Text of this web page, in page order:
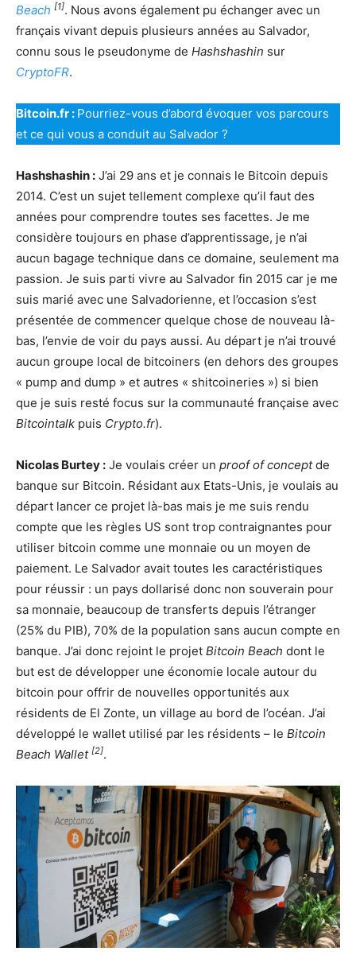
Beach [1]. Nous avons également pu échanger avec un
français vivant depuis plusieurs années au Salvador,
connu sous le pseudonyme de Hashshashin sur
CryptoFR.
Bitcoin.fr : Pourriez-vous d’abord évoquer vos parcours
et ce qui vous a conduit au Salvador ?
Hashshashin : J’ai 29 ans et je connais le Bitcoin depuis
2014. C’est un sujet tellement complexe qu’il faut des
années pour comprendre toutes ses facettes. Je me
considère toujours en phase d’apprentissage, je n’ai
aucun bagage technique dans ce domaine, seulement ma
passion. Je suis parti vivre au Salvador fin 2015 car je me
suis marié avec une Salvadorienne, et l’occasion s’est
présentée de commencer quelque chose de nouveau là-
bas, l’envie de voir du pays aussi. Au départ je n’ai trouvé
aucun groupe local de bitcoiners (en dehors des groupes
« pump and dump » et autres « shitcoineries ») si bien
que je suis resté focus sur la communauté française avec
Bitcointalk puis Crypto.fr).
Nicolas Burtey : Je voulais créer un proof of conceptde
banque sur Bitcoin. Résidant aux Etats-Unis, je voulais au
départ lancer ce projet là-bas mais je me suis rendu
compte que les règles US sont trop contraignantes pour
utiliser bitcoin comme une monnaie ou un moyen de
paiement. Le Salvador avait toutes les caractéristiques
pour réussir : un pays dollarisé donc non souverain pour
sa monnaie, beaucoup de transferts depuis l’étranger
(25% du PIB), 70% de la population sans aucun compte en
banque. J’ai donc rejoint le projet Bitcoin Beach dont le
but est de développer une économie locale autour du
bitcoin pour offrir de nouvelles opportunités aux
résidents de El Zonte, un village au bord de l’océan. J’ai
développé le wallet utilisé par les résidents – le Bitcoin
Beach Wallet [2].